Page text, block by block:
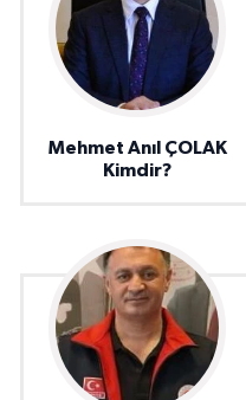
Mehmet Anıl ÇOLAK
Kimdir?